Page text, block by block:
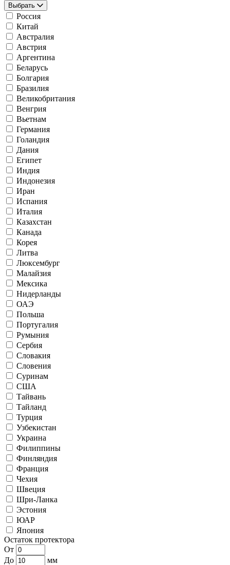
Выбрать
Россия
Китай
Австралия
Австрия
Аргентина
Беларусь
Болгария
Бразилия
Великобритания
Венгрия
Вьетнам
Германия
Голандия
Дания
Египет
Индия
Индонезия
Иран
Испания
Италия
Казахстан
Канада
Корея
Литва
Люксембург
Малайзия
Мексика
Нидерланды
ОАЭ
Польша
Португалия
Румыния
Сербия
Словакия
Словения
Суринам
США
Тайвань
Тайланд
Турция
Узбекистан
Украина
Филиппины
Финляндия
Франция
Чехия
Швеция
Шри-Ланка
Эстония
ЮАР
Япония
Остаток протектора
От
До
мм